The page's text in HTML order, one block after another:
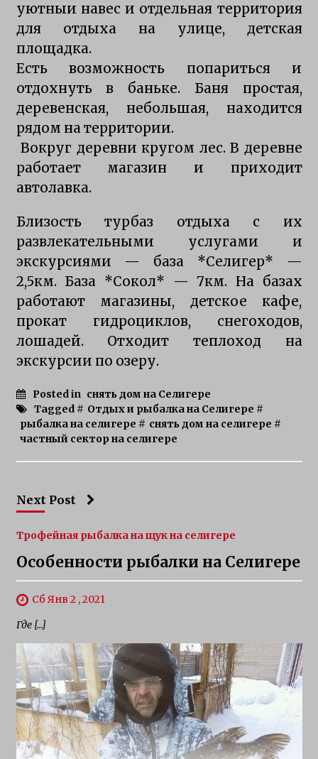
уютныи навес и отдельная территория
для отдыха на улице, детская
площадка.
Есть возможность попариться и
отдохнуть в баньке. Баня простая,
деревенская, небольшая, находится
рядом на территории.
Вокруг деревни кругом лес. В деревне
работает магазин и приходит
автолавка.
Близость турбаз отдыха с их
развлекательными услугами и
экскурсиями — база *Селигер* —
2,5км. База *Сокол* — 7км. На базах
работают магазины, детское кафе,
прокат гидроциклов, снегоходов,
лошадей. Отходит теплоход на
экскурсии по озеру.
Posted in снять дом на Селигере
Tagged # Отдых и рыбалка на Селигере #
рыбалка на селигере # снять дом на селигере #
частный сектор на селигере
Next Post
Трофейная рыбалка на щук на селигере
Особенности рыбалки на Селигере
Сб Янв 2 , 2021
Где […]